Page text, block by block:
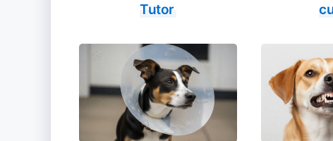
Tutor